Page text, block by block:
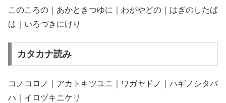
このころの｜あかときつゆに｜わがやどの｜はぎのしたば
は｜いろづきにけり
カタカナ読み
コノコロノ｜アカトキツユニ｜ワガヤドノ｜ハギノシタバ
ハ｜イロヅキニケリ